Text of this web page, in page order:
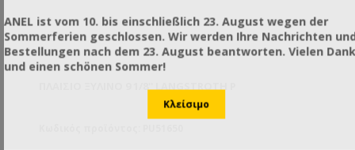
ΠΛΑΊΣΙΟ ΞΎΛΙΝΟ 9 1/8'' LANGSTROTH P
ANEL ist vom 10. bis einschließlich 23. August wegen der
Sommerferien geschlossen. Wir werden Ihre Nachrichten
Bestellungen nach dem 23. August beantworten. Vielen Dank
und einen schönen Sommer!